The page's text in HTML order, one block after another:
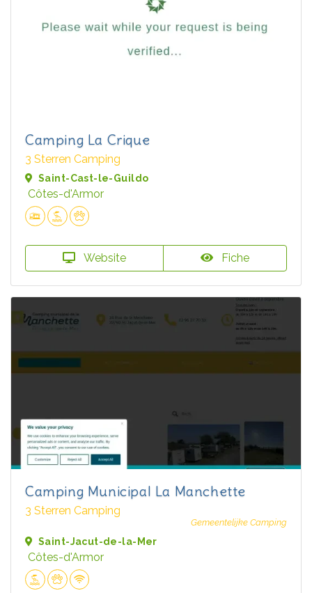
Camping La Crique
3 Sterren Camping
Saint-Cast-le-Guildo
Côtes-d'Armor
Website Fiche
Camping Municipal La Manchette
3 Sterren Camping
Gemeentelijke Camping
Saint-Jacut-de-la-Mer
Côtes-d'Armor